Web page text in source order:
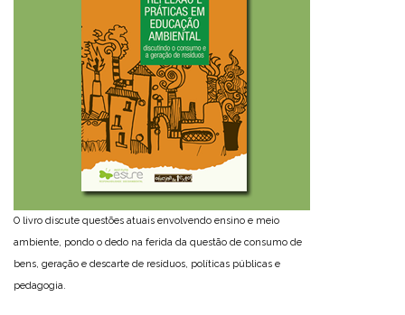
O livro discute questões atuais envolvendo ensino e meio
ambiente, pondo o dedo na ferida da questão de consumo de
bens, geração e descarte de resíduos, políticas públicas e
pedagogia.